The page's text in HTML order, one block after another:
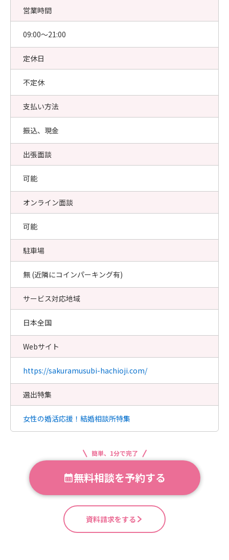
営業時間
09:00〜21:00
定休日
不定休
支払い方法
振込、現金
出張面談
可能
オンライン面談
可能
駐車場
無 (近隣にコインパーキング有)
サービス対応地域
日本全国
Webサイト
https://sakuramusubi-hachioji.com/
選出特集
女性の婚活応援！結婚相談所特集
簡単、1分で完了
無料相談を予約する
資料請求をする